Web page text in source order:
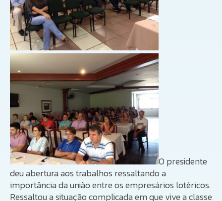
O presidente
deu abertura aos trabalhos ressaltando a
importância da união entre os empresários lotéricos.
Ressaltou a situação complicada em que vive a classe